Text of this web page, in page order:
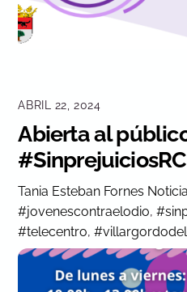
ABRIL 22, 2024
Abierta al
Tania Esteban Fornes
#jovenescontraelodio,
#telecentro,